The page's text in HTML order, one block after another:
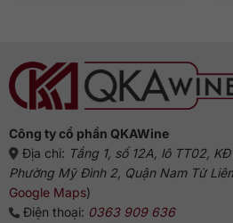
Công ty cổ phần QKAWine
Địa chỉ: Tầng 1, số 12A, lô TT02,
Phường Mỹ Đình 2, Quận Nam Từ
Google Maps)
Điện thoại: 0363 909 636